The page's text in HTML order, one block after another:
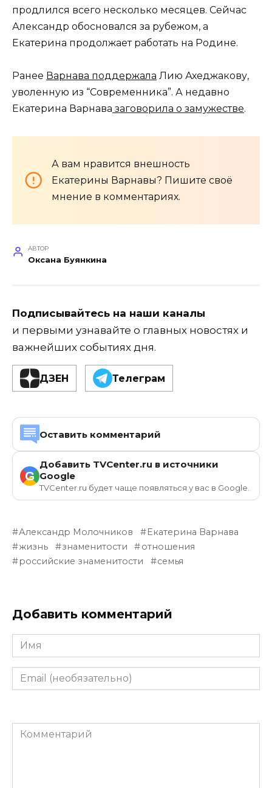
продлился всего несколько месяцев. Сейчас
Александр обосновался за рубежом, а
Екатерина продолжает работать на Родине.
Ранее Варнава поддержала Лию Ахеджакову,
уволенную из “Современника”. А недавно
Екатерина Варнава заговорила о замужестве.
А вам нравится внешность
Екатерины Варнавы? Пишите своё
мнение в комментариях.
АВТОР
Оксана Буянкина
Подписывайтесь на наши каналы
и первыми узнавайте о главных новостях и
важнейших событиях дня.
ДЗЕН Телеграм
Оставить комментарий
G
Добавить TVCenter.ru в источники
Google
TVCenter.ru будет чаще появляться у вас в Google.
Александр Молочников
Екатерина Варнава
жизнь
знаменитости
отношения
российские знаменитости
семья
Добавить комментарий
Имя
Email
(необязательно)
Комментарий